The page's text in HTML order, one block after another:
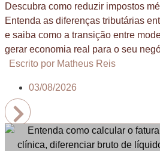
Descubra como reduzir impostos
Entenda as diferenças tributárias
e saiba como a transição entre
gerar economia real para o seu
Escrito por Matheus Reis
03/08/2026